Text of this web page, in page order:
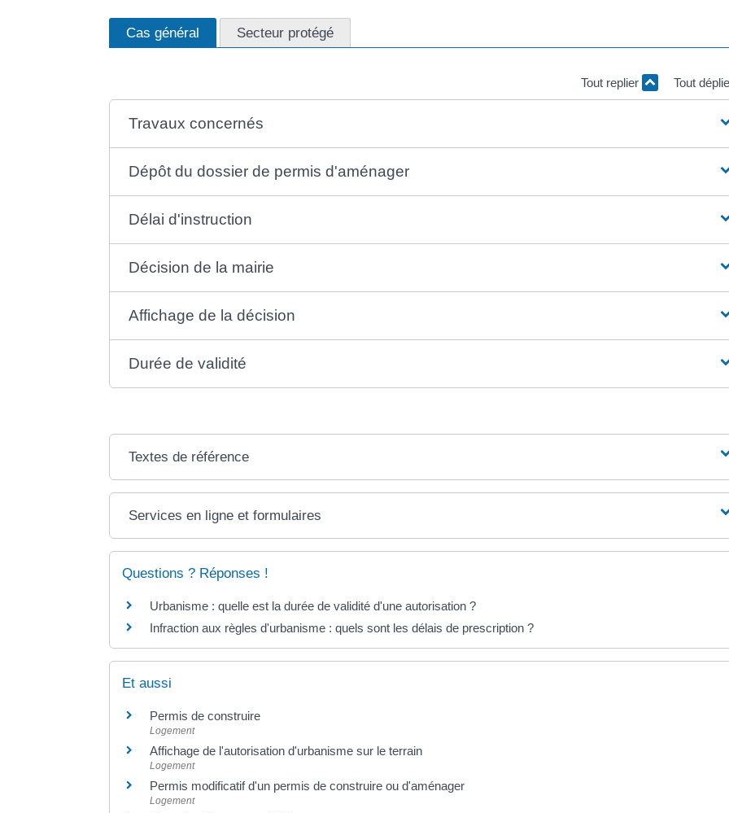
Cas général Secteur protégé
Tout replier Tout
Travaux concernés
Dépôt du dossier de permis d'aménager
Délai d'instruction
Décision de la mairie
Affichage de la décision
Durée de validité
Textes de référence
Services en ligne et formulaires
Questions ? Réponses !
Urbanisme : quelle est la durée de validité d'une autorisation ?
Infraction aux règles d'urbanisme : quels sont les délais de prescription ?
Et aussi
Permis de construire
Logement
Affichage de l'autorisation d'urbanisme sur le terrain
Logement
Permis modificatif d'un permis de construire ou d'aménager
Logement